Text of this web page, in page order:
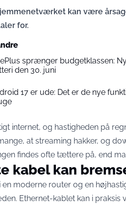
kan være
for.
sprænger budgetklassen:
den 30. juni
17 er ude: Det er de nye
internet, og hastigheden på
at streaming hakker, og
findes ofte tættere på, end
kabel kan
en moderne router og en
Ethernet-kablet kan i